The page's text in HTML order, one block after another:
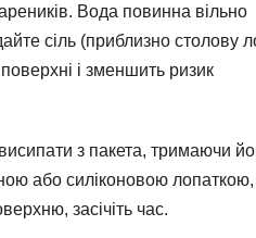
Вода повинна вільно
сіль (приблизно столову
і зменшить ризик
з пакета, тримаючи
або силіконовою
засічіть час.